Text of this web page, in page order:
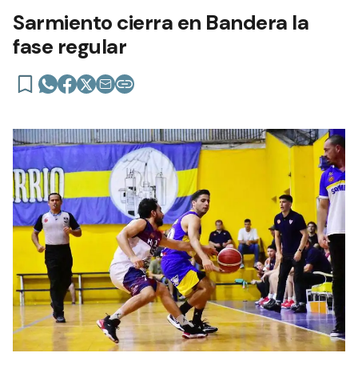
Sarmiento cierra en Bandera la
fase regular